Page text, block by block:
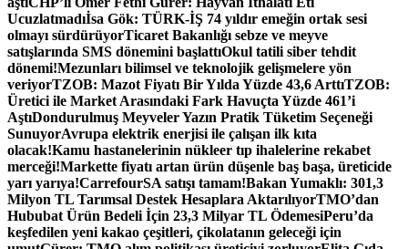
Ucuzlatmadıİsa Gök: TÜRK-İŞ 74 yıldır emeğin ortak sesi
olmayı sürdürüyorTicaret Bakanlığı sebze ve meyve
satışlarında SMS dönemini başlattıOkul tatili siber tehdit
dönemi!Mezunları bilimsel ve teknolojik gelişmelere yön
veriyorTZOB: Mazot Fiyatı Bir Yılda Yüzde 43,6 ArttıTZOB:
Üretici ile Market Arasındaki Fark Havuçta Yüzde 461’i
AştıDondurulmuş Meyveler Yazın Pratik Tüketim Seçeneği
SunuyorAvrupa elektrik enerjisi ile çalışan ilk kıta
olacak!Kamu hastanelerinin nükleer tıp ihalelerine rekabet
merceği!Markette fiyatı artan ürün düşenle baş başa, üreticide
yarı yarıya!CarrefourSA satışı tamam!Bakan Yumaklı: 301,3
Milyon TL Tarımsal Destek Hesaplara AktarılıyorTMO’dan
Hububat Ürün Bedeli İçin 23,3 Milyar TL ÖdemesiPeru’da
keşfedilen yeni kakao çeşitleri, çikolatanın geleceği için